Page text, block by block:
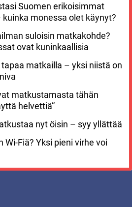
Suomen erikoisimmat
monessa olet käynyt?
suloisin matkakohde?
ovat kuninkaallisia
matkailla – yksi niistä on
matkustamasta tähän
helvettiä”
nyt öisin – syy yllättää
Wi-Fiä? Yksi pieni virhe voi